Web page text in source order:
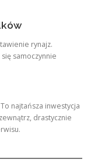
rynajz.
samoczynnie
najtańsza inwestycja
drastycznie